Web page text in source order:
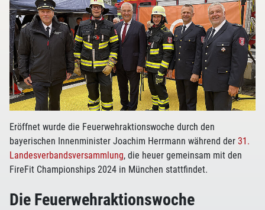
Eröffnet wurde die Feuerwehraktionswoche durch den
bayerischen Innenminister Joachim Herrmann während der 31.
Landesverbandsversammlung, die heuer gemeinsam mit den
FireFit Championships 2024 in München stattfindet.
Die Feuerwehraktionswoche